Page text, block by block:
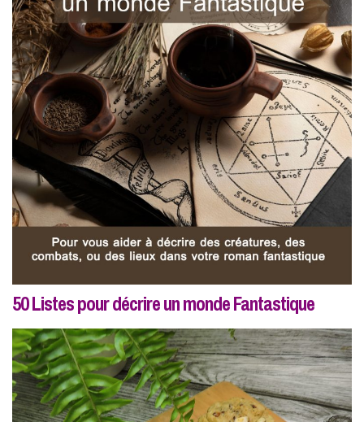
50 Listes pour décrire un monde Fantastique